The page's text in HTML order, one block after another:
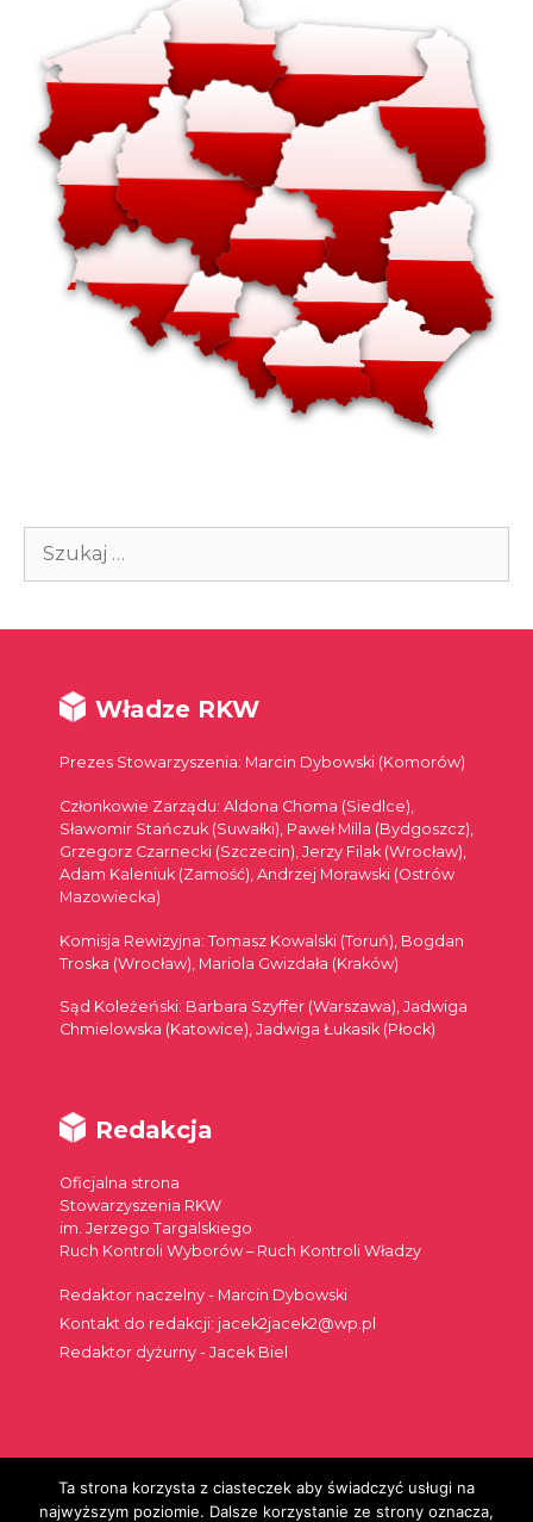
Szukaj:
Władze RKW
Prezes Stowarzyszenia: Marcin Dybowski (Komorów)
Członkowie Zarządu: Aldona Choma (Siedlce),
Sławomir Stańczuk (Suwałki), Paweł Milla (Bydgoszcz),
Grzegorz Czarnecki (Szczecin), Jerzy Filak (Wrocław),
Adam Kaleniuk (Zamość), Andrzej Morawski (Ostrów
Mazowiecka)
Komisja Rewizyjna: Tomasz Kowalski (Toruń), Bogdan
Troska (Wrocław), Mariola Gwizdała (Kraków)
Sąd Koleżeński: Barbara Szyffer (Warszawa), Jadwiga
Chmielowska (Katowice), Jadwiga Łukasik (Płock)
Redakcja
Oficjalna strona
Stowarzyszenia RKW
im. Jerzego Targalskiego
Ruch Kontroli Wyborów – Ruch Kontroli Władzy
Redaktor naczelny - Marcin Dybowski
Kontakt do redakcji: jacek2jacek2@wp.pl
Redaktor dyżurny - Jacek Biel
Szukaj:
Ta strona korzysta z ciasteczek aby świadczyć usługi na
najwyższym poziomie. Dalsze korzystanie ze strony oznacza,